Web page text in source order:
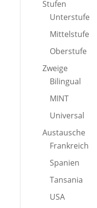
Stufen
Unterstufe
Mittelstufe
Oberstufe
Zweige
Bilingual
MINT
Universal
Austausche
Frankreich
Spanien
Tansania
USA